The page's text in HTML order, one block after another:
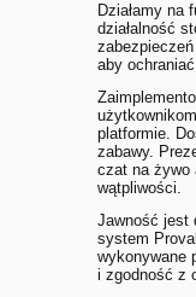
Działamy na
działalność
aby
platformie.
zabawy.
czat na żywo
wątpliwości.
Jawność jest
system
wykonywane
i zgodność z